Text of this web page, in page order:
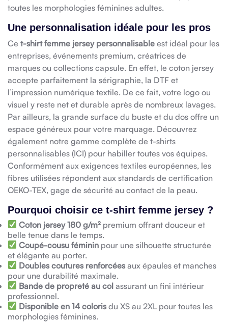
toutes les morphologies féminines adultes.
Une personnalisation idéale pour les pros
Ce t-shirt femme jersey personnalisable est idéal pour les
entreprises, événements premium, créatrices de
marques ou collections capsule. En effet, le coton jersey
accepte parfaitement la sérigraphie, la DTF et
l’impression numérique textile. De ce fait, votre logo ou
visuel y reste net et durable après de nombreux lavages.
Par ailleurs, la grande surface du buste et du dos offre un
espace généreux pour votre marquage. Découvrez
également notre gamme complète de t-shirts
personnalisables (ICI) pour habiller toutes vos équipes.
Conformément aux exigences textiles européennes, les
fibres utilisées répondent aux standards de certification
OEKO-TEX, gage de sécurité au contact de la peau.
Pourquoi choisir ce t-shirt femme jersey ?
Coton jersey 180 g/m² premium offrant douceur et
belle tenue dans le temps.
Coupé-cousu féminin pour une silhouette structurée
et élégante au porter.
Doubles coutures renforcéesaux épaules et manches
pour une durabilité maximale.
Bande de propreté au col assurant un fini intérieur
professionnel.
Disponible en 14 colorisdu XS au 2XL pour toutes les
morphologies féminines.